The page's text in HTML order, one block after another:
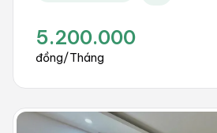
5.200.000
đồng/Tháng